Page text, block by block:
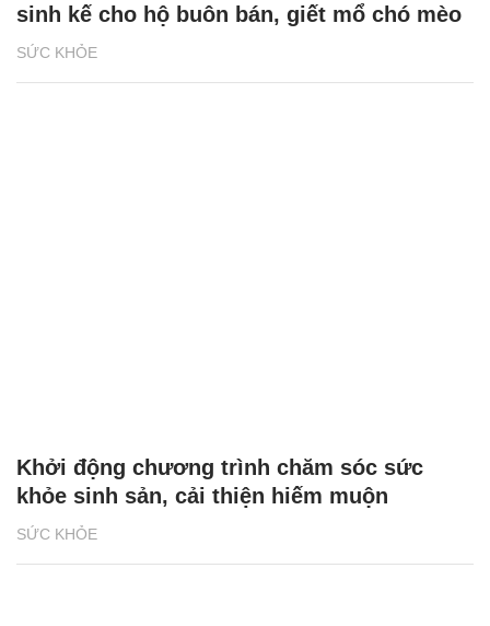
SỨC KHỎE
sinh kế cho hộ buôn bán, giết mổ chó mèo
SỨC KHỎE
Khởi động chương trình chăm sóc sức
khỏe sinh sản, cải thiện hiếm muộn